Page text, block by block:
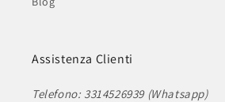
Assistenza Clienti
Telefono: 3314526939 (Whatsapp)